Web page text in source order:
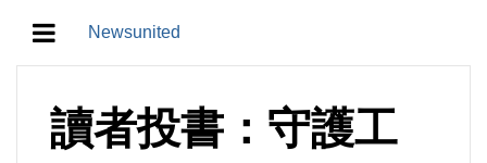
Newsunited
教育/五育/五創
讀者投書：守護工